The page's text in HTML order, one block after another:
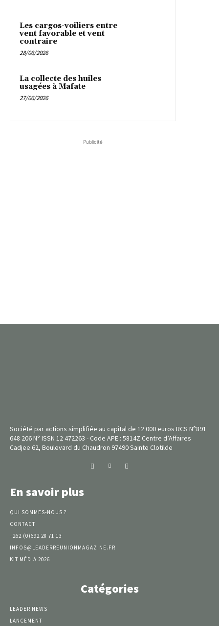
Les cargos-voiliers entre
vent favorable et vent
contraire
28/06/2026
La collecte des huiles
usagées à Mafate
27/06/2026
Publicité
Société par actions simplifiée au capital de 12 000 euros RCS N°891
648 206 N° ISSN 12 472263 - Code APE : 5814Z Centre d’Affaires
Cadjee 62, Boulevard du Chaudron 97490 Sainte Clotilde
En savoir plus
QUI SOMMES-NOUS ?
CONTACT
+262 (0)692 28 71 13
INFOS@LEADERREUNIONMAGAZINE.FR
KIT MÉDIA 2026
Catégories
LEADER NEWS
LANCEMENT